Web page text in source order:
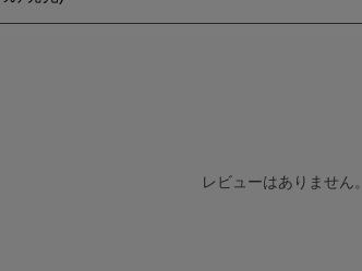
レビューはありません。